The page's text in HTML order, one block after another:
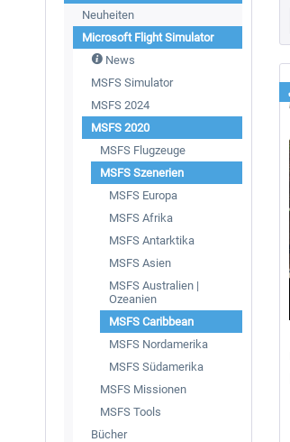
Neuheiten
Microsoft Flight Simulator
News
MSFS Simulator
MSFS 2024
MSFS 2020
MSFS Flugzeuge
MSFS Szenerien
MSFS Europa
MSFS Afrika
MSFS Antarktika
MSFS Asien
MSFS Australien |
Ozeanien
MSFS Caribbean
MSFS Nordamerika
MSFS Südamerika
MSFS Missionen
MSFS Tools
Bücher